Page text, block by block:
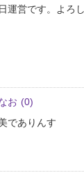
運営です。よろ
お (0)
でありんす